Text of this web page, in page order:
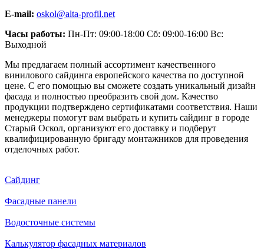
E-mail: oskol@alta-profil.net
Часы работы: Пн-Пт: 09:00-18:00 Сб: 09:00-16:00 Вс:
Выходной
Мы предлагаем полный ассортимент качественного
винилового сайдинга европейского качества по доступной
цене. С его помощью вы сможете создать уникальный дизайн
фасада и полностью преобразить свой дом. Качество
продукции подтверждено сертификатами соответствия. Наши
менеджеры помогут вам выбрать и купить сайдинг в городе
Старый Оскол, организуют его доставку и подберут
квалифицированную бригаду монтажников для проведения
отделочных работ.
Сайдинг
Фасадные панели
Водосточные системы
Калькулятор фасадных материалов